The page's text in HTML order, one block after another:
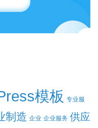
模板 专业服
制造 企业 企业服务 供应